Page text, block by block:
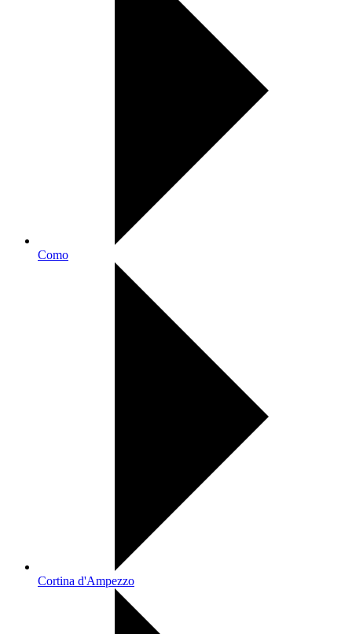
Como
Cortina d'Ampezzo